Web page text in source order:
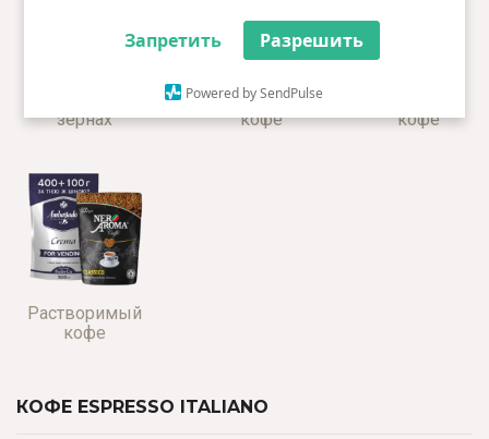
Запретить Разрешить
Powered by SendPulse
зернах
Свежеобжаренный
кофе
кофе
Растворимый
кофе
КОФЕ ESPRESSO ITALIANO